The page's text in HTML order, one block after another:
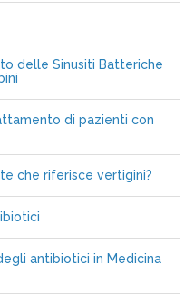
delle Sinusiti Batteriche
di pazienti con
che riferisce vertigini?
antibiotici in Medicina